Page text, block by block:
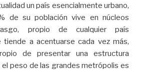
un país esencialmente urbano,
de su población vive en núcleos
propio de cualquier país
tiende a acentuarse cada vez más,
de presentar una estructura
el peso de las grandes metrópolis es